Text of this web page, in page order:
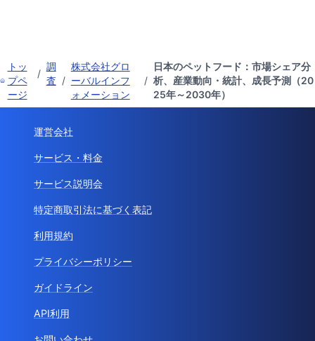
トッ
プペ
ージ
/
調
査 /
株式会社グロ
ーバルインフ
ォメーション
/
日本のペットフード：市場シェア分
析、産業動向・統計、成長予測（20
25年～2030年）
運営会社
サービス・料金
サービス説明会
特定商取引法に基づく表記
利用規約
プライバシーポリシー
ガイドライン
API利用